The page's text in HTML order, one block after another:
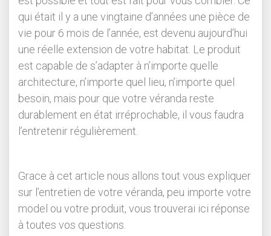
qui était il y a une vingtaine d’années une pièce de
vie pour 6 mois de l’année, est devenu aujourd’hui
une réelle extension de votre habitat. Le produit
est capable de s’adapter à n’importe quelle
architecture, n’importe quel lieu, n’importe quel
besoin, mais pour que votre véranda reste
durablement en état irréprochable, il vous faudra
l’entretenir régulièrement.
Grace à cet article nous allons tout vous expliquer
sur l’entretien de votre véranda, peu importe votre
model ou votre produit, vous trouverai ici réponse
à toutes vos questions.